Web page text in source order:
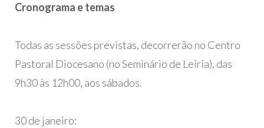
Cronograma e temas
Todas as sessões previstas, decorrerão no Centro
Pastoral Diocesano (no Seminário de Leiria), das
9h30 às 12h00, aos sábados.
30 de janeiro: